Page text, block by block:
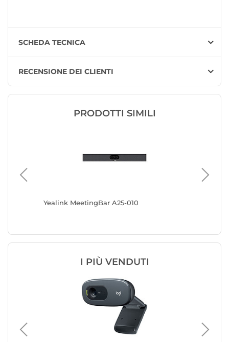
SCHEDA TECNICA
RECENSIONE DEI CLIENTI
PRODOTTI SIMILI
Yealink MeetingBar A25-010
I PIÙ VENDUTI